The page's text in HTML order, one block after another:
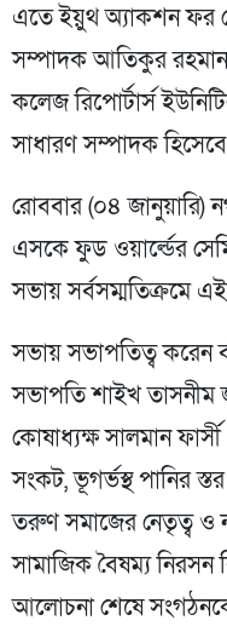
এতে ইয়ুথ অ্যাকশন ফর
সম্পাদক আতিকুর
কলেজ রিপোর্টার্স
সাধারণ সম্পাদক হিসেবে
রোববার (০৪ জানুয়ারি)
এসকে ফুড ওয়ার্ল্ডের
সভায় সর্বসম্মতিক্রমে
সভায় সভাপতিত্ব করেন
সভাপতি শাইখ তাসনীম
কোষাধ্যক্ষ সালমান
সংকট, ভূগর্ভস্থ পানির
তরুণ সমাজের নেতৃত্ব ও
সামাজিক বৈষম্য
আলোচনা শেষে